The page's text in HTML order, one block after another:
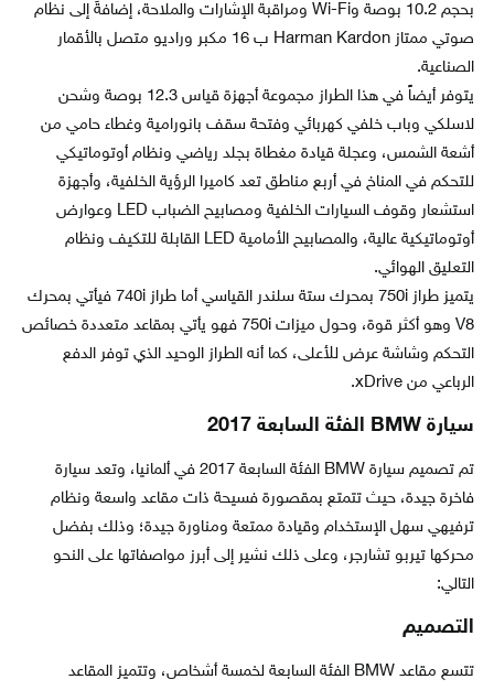
بحجم 10.2 بوصة وWi-Fi ومراقبة الإشارات والملاحة، إضافةَ إلى نظام
صوتي ممتاز Harman Kardon ب 16 مكبر وراديو متصل بالأقمار
الصناعية.
يتوفر أيضاً في هذا الطراز مجموعة أجهزة قياس 12.3 بوصة وشحن
لاسلكي وباب خلفي كهربائي وفتحة سقف بانورامية وغطاء حامي من
أشعة الشمس، وعجلة قيادة مغطاة بجلد رياضي ونظام أوتوماتيكي
للتحكم في المناخ في أربع مناطق تعد كاميرا الرؤية الخلفية، وأجهزة
استشعار وقوف السيارات الخلفية ومصابيح الضباب LED وعوارض
أوتوماتيكية عالية، والمصابيح الأمامية LED القابلة للتكيف ونظام
التعليق الهوائي.
يتميز طراز 750i بمحرك ستة سلندر القياسي أما طراز 740i فيأتي بمحرك
V8 وهو أكثر قوة، وحول ميزات 750i فهو يأتي بمقاعد متعددة خصائص
التحكم وشاشة عرض للأعلى، كما أنه الطراز الوحيد الذي توفر الدفع
الرباعي من xDrive.
سيارة BMW الفئة السابعة 2017
تم تصميم سيارة BMW الفئة السابعة 2017 في ألمانيا، وتعد سيارة
فاخرة جيدة، حيث تتمتع بمقصورة فسيحة ذات مقاعد واسعة ونظام
ترفيهي سهل الإستخدام وقيادة ممتعة ومناورة جيدة؛ وذلك بفضل
محركها تيربو تشارجر، وعلى ذلك نشير إلى أبرز مواصفاتها على النحو
التالي:
التصميم
تتسع مقاعد BMW الفئة السابعة لخمسة أشخاص، وتتميز المقاعد